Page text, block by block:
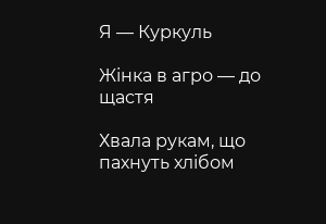
Я — Куркуль
Жінка в агро — до
щастя
Хвала рукам, що
пахнуть хлібом